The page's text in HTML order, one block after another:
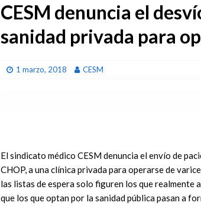
CESM denuncia el
sanidad privada para
1 marzo, 2018 CESM
El sindicato médico CESM denuncia el envío de
CHOP, a una clínica privada para operarse de
las listas de espera solo figuren los que realmente
que los que optan por la sanidad pública pasan a